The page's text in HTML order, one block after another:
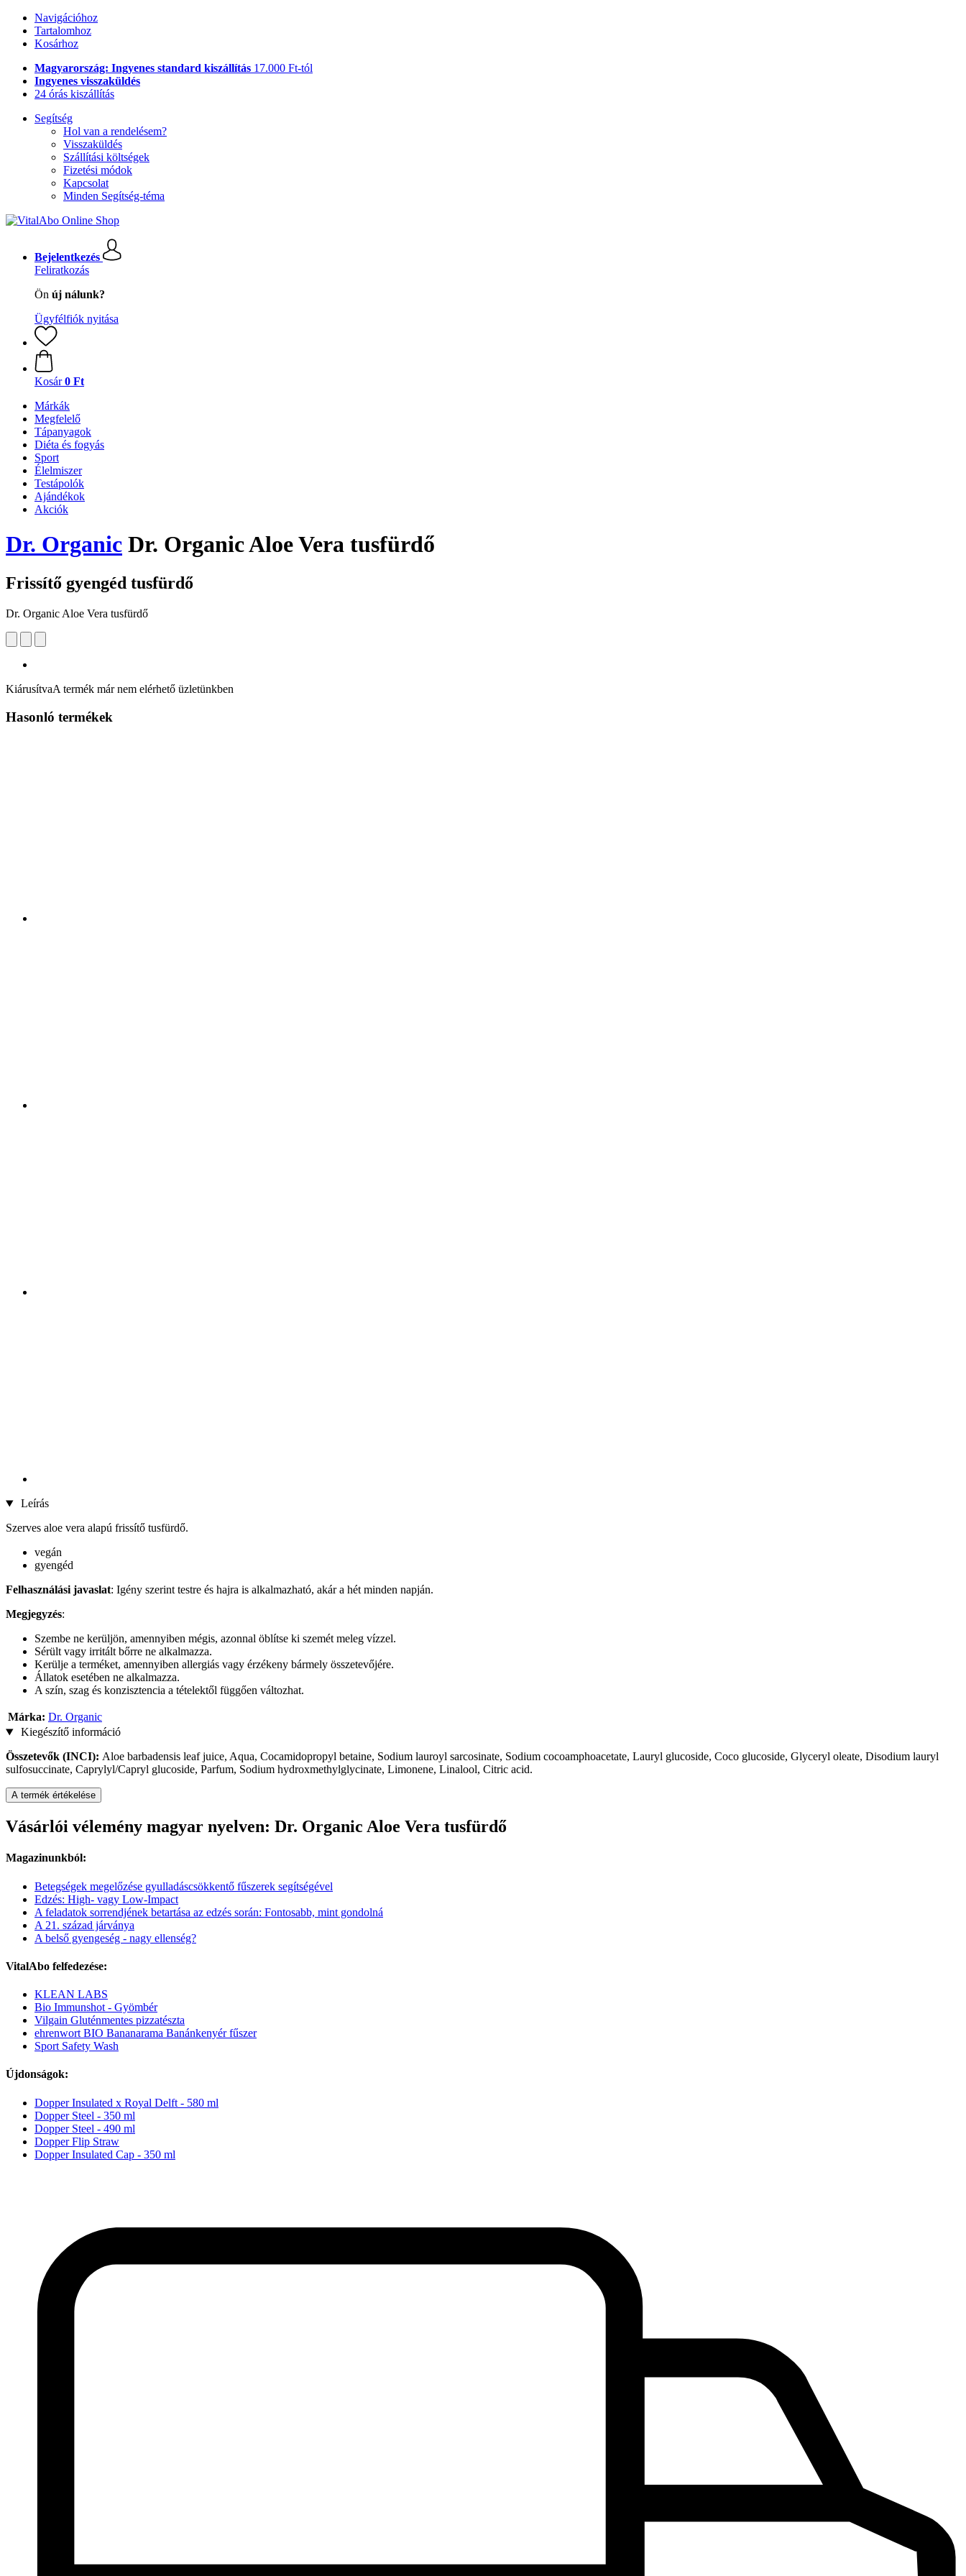
Navigációhoz
Tartalomhoz
Kosárhoz
Magyarország: Ingyenes standard kiszállítás 17.000 Ft-tól
Ingyenes visszaküldés
24 órás kiszállítás
Segítség
Hol van a rendelésem?
Visszaküldés
Szállítási költségek
Fizetési módok
Kapcsolat
Minden Segítség-téma
Bejelentkezés
Feliratkozás
Ön új nálunk?
Ügyfélfiók nyitása
Kosár 0 Ft
Márkák
Megfelelő
Tápanyagok
Diéta és fogyás
Sport
Élelmiszer
Testápolók
Ajándékok
Akciók
Dr. Organic Dr. Organic Aloe Vera tusfürdő
Frissítő gyengéd tusfürdő
Dr. Organic Aloe Vera tusfürdő
KiárusítvaA termék már nem elérhető üzletünkben
Hasonló termékek
Leírás
Szerves aloe vera alapú frissítő tusfürdő.
vegán
gyengéd
Felhasználási javaslat: Igény szerint testre és hajra is alkalmazható, akár a hét minden napján.
Megjegyzés:
Szembe ne kerüljön, amennyiben mégis, azonnal öblítse ki szemét meleg vízzel.
Sérült vagy irritált bőrre ne alkalmazza.
Kerülje a terméket, amennyiben allergiás vagy érzékeny bármely összetevőjére.
Állatok esetében ne alkalmazza.
A szín, szag és konzisztencia a tételektől függően változhat.
Márka: Dr. Organic
Kiegészítő információ
Összetevők (INCI): Aloe barbadensis leaf juice, Aqua, Cocamidopropyl betaine, Sodium lauroyl sarcosinate, Sodium cocoamphoacetate, Lauryl glucoside, Coco glucoside, Glyceryl oleate, Disodium lauryl
sulfosuccinate, Caprylyl/Capryl glucoside, Parfum, Sodium hydroxmethylglycinate, Limonene, Linalool, Citric acid.
A termék értékelése
Vásárlói vélemény magyar nyelven: Dr. Organic Aloe Vera tusfürdő
Magazinunkból:
Betegségek megelőzése gyulladáscsökkentő fűszerek segítségével
Edzés: High- vagy Low-Impact
A feladatok sorrendjének betartása az edzés során: Fontosabb, mint gondolná
A 21. század járványa
A belső gyengeség - nagy ellenség?
VitalAbo felfedezése:
KLEAN LABS
Bio Immunshot - Gyömbér
Vilgain Gluténmentes pizzatészta
ehrenwort BIO Bananarama Banánkenyér fűszer
Sport Safety Wash
Újdonságok:
Dopper Insulated x Royal Delft - 580 ml
Dopper Steel - 350 ml
Dopper Steel - 490 ml
Dopper Flip Straw
Dopper Insulated Cap - 350 ml